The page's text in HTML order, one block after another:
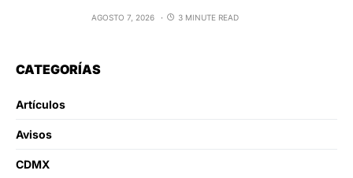
AGOSTO 7, 2026 3 MINUTE READ
CATEGORÍAS
Artículos
Avisos
CDMX